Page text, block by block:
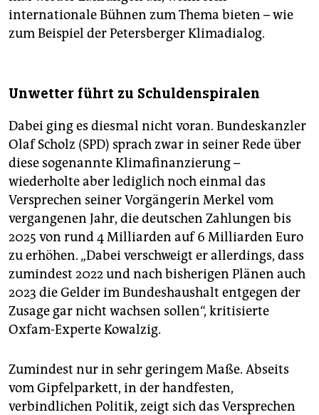
internationale Bühnen zum Thema bieten – wie
zum Beispiel der Petersberger Klimadialog.
Unwetter führt zu Schuldenspiralen
Dabei ging es diesmal nicht voran. Bundeskanzler
Olaf Scholz (SPD) sprach zwar in seiner Rede über
diese sogenannte Klimafinanzierung –
wiederholte aber lediglich noch einmal das
Versprechen seiner Vorgängerin Merkel vom
vergangenen Jahr, die deutschen Zahlungen bis
2025 von rund 4 Milliarden auf 6 Milliarden Euro
zu erhöhen. „Dabei verschweigt er allerdings, dass
zumindest 2022 und nach bisherigen Plänen auch
2023 die Gelder im Bundeshaushalt entgegen der
Zusage gar nicht wachsen sollen“, kritisierte
Oxfam-Experte Kowalzig.
Zumindest nur in sehr geringem Maße. Abseits
vom Gipfelparkett, in der handfesten,
verbindlichen Politik, zeigt sich das Versprechen